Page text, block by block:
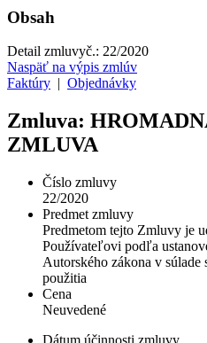
Obsah
Detail zmluvyč.: 22/2020
Naspäť na výpis zmlúv
Faktúry | Objednávky
Zmluva:
ZMLUVA
Číslo zmluvy
22/2020
Predmet zmluvy
Predmetom tejto Zmluvy je
Používateľovi podľa
Autorského zákona v súlade
použitia
Cena
Neuvedené